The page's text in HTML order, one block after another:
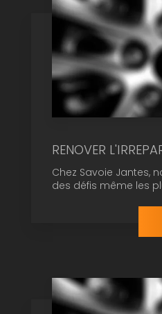
RENOVER
Chez Savoie Jantes,
des défis même les